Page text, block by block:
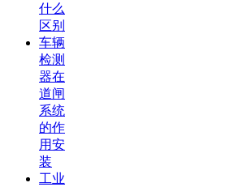
什么
区别
车辆
检测
器在
道闸
系统
的作
用安
装
工业